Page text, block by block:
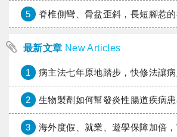
5 脊椎側彎、骨盆歪斜，長短腳惹的
最新文章 New Articles
1 病主法七年原地踏步，快修法讓
2 生物製劑如何幫發炎性腸道疾病患者抗潰瘍？治療進
3 海外度假、就業、遊學保障加倍，富邦產險「一期逐夢」專